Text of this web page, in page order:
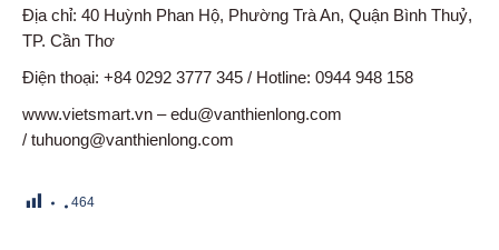
Địa chỉ: 40 Huỳnh Phan Hộ, Phường Trà An, Quận Bình Thuỷ,
TP. Cần Thơ
Điện thoại: +84 0292 3777 345 / Hotline: 0944 948 158
www.vietsmart.vn – edu@vanthienlong.com
/ tuhuong@vanthienlong.com
464